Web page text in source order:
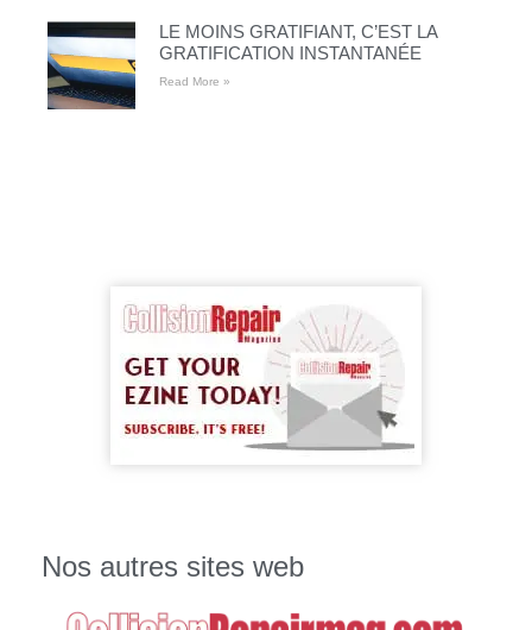
LE MOINS GRATIFIANT, C’EST LA
GRATIFICATION INSTANTANÉE
Read More »
Nos autres sites web